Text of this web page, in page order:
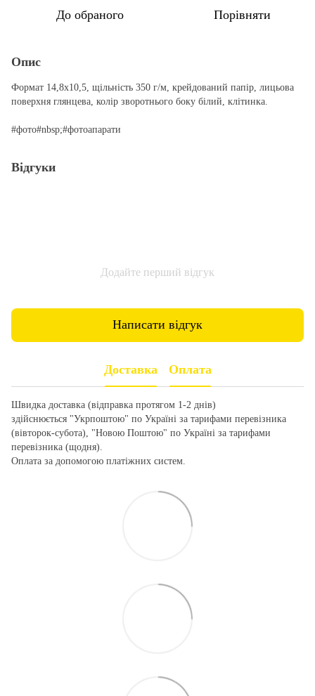
До обраного Порівняти
Опис
Формат 14,8х10,5, щільність 350 г/м, крейдований папір, лицьова
поверхня глянцева, колір зворотнього боку білий, клітинка.
#фото#nbsp;#фотоапарати
Відгуки
Додайте перший відгук
Написати відгук
Доставка Оплата
Швидка доставка (відправка протягом 1-2 днів)
здійснюється "Укрпоштою" по Україні за тарифами перевізника
(вівторок-субота), "Новою Поштою" по Україні за тарифами
перевізника (щодня).
Оплата за допомогою платіжних систем.